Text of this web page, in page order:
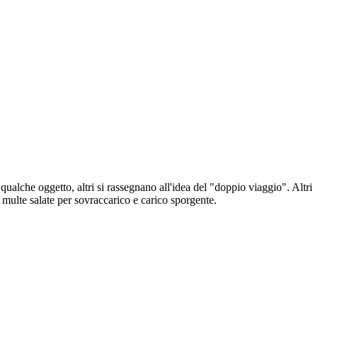
oggetto, altri si rassegnano all'idea del "doppio viaggio". Altri
salate per sovraccarico e carico sporgente.